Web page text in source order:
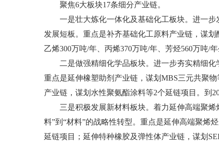
聚焦6大板块17条细分产业链。
一是壮大炼化一体化及基础化工板块。进一步
发展短板。重点是补齐基础化工原料产业链，谋
乙烯300万吨/年、丙烯370万吨/年、芳烃560万吨/
二是做强精细化学品板块。进一步夯实精细化
重点是延伸橡塑助剂产业链，谋划MBS三元共聚
产业链，谋划水性聚氨酯涂料等2个延链项目。到
三是积极发展新材料板块。着力延伸高端聚烯
料”到“材料”的战略性转型。重点是延伸高端聚烯
延链项目；延伸特种橡胶及弹性体产业链，谋划